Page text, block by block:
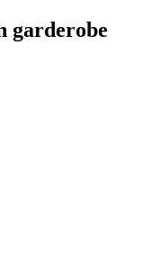
garderobe